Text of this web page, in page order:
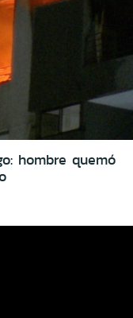
hombre quemó